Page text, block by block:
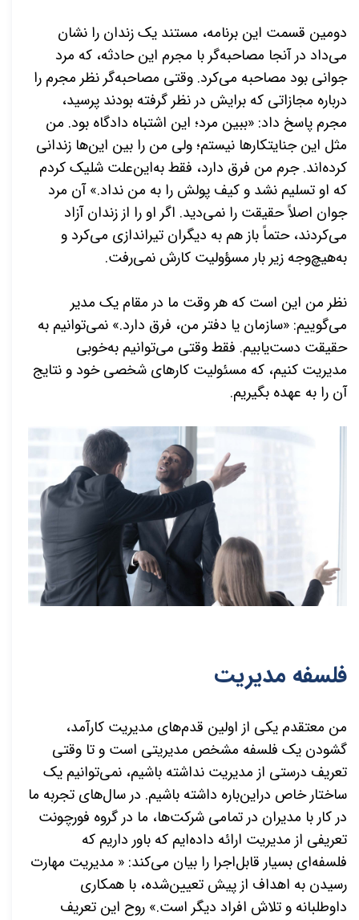
دومین قسمت این برنامه، مستند یک زندان را نشان
می‌داد در آنجا مصاحبه‌گر با مجرم این حادثه، که مرد
جوانی بود مصاحبه می‌کرد. وقتی مصاحبه‌گر نظر مجرم را
درباره مجازاتی که برایش در نظر گرفته بودند پرسید،
مجرم پاسخ داد: «ببین مرد؛ این اشتباه دادگاه بود. من
مثل این جنایتکارها نیستم؛ ولی من را بین این‌ها زندانی
کرده‌اند. جرم من فرق دارد، فقط به‌این‌علت شلیک کردم
که او تسلیم نشد و کیف پولش را به من نداد.» آن مرد
جوان اصلاً حقیقت را نمی‌دید. اگر او را از زندان آزاد
می‌کردند، حتماً باز هم به دیگران تیراندازی می‌کرد و
به‌هیچ‌وجه زیر بار مسؤولیت کارش نمی‌رفت.
نظر من این است که هر وقت ما در مقام یک مدیر
می‌گوییم: «سازمان یا دفتر من، فرق دارد.» نمی‌توانیم به
حقیقت دست‌یابیم. فقط وقتی می‌توانیم به‌خوبی
مدیریت کنیم، که مسئولیت کارهای شخصی خود و نتایج
آن را به عهده بگیریم.
فلسفه مدیریت
من معتقدم یکی از اولین قدم‌های مدیریت کارآمد،
گشودن یک فلسفه مشخص مدیریتی است و تا وقتی
تعریف درستی از مدیریت نداشته باشیم، نمی‌توانیم یک
ساختار خاص دراین‌باره داشته باشیم. در سال‌های تجربه ما
در کار با مدیران در تمامی شرکت‌ها، ما در گروه فورچونت
تعریفی از مدیریت ارائه داده‌ایم که باور داریم که
فلسفه‌ای بسیار قابل‌اجرا را بیان می‌کند: « مدیریت مهارت
رسیدن به اهداف از پیش تعیین‌شده، با همکاری
داوطلبانه و تلاش افراد دیگر است.» روح این تعریف